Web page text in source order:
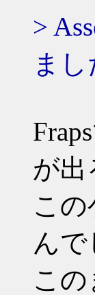
>
まし
が出
こ
んで
こ